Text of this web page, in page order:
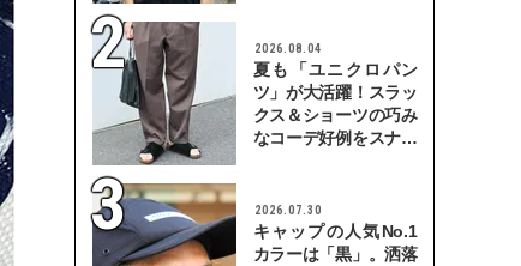
2026.08.04
夏も「ユニクロパン
ツ」が大活躍！スラッ
クス＆ショーツの巧み
なコーデ好例をスナッ
2026.07.30
キャップの人気No.1
カラーは「黒」。洒落